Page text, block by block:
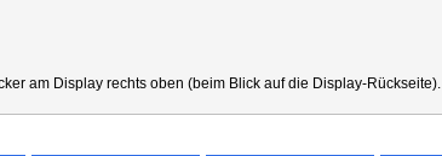
am Display rechts oben (beim Blick auf die Display-Rückseite).